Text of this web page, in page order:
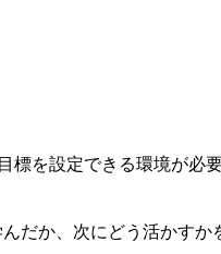
標を設定できる環境が必
だか、次にどう活かす